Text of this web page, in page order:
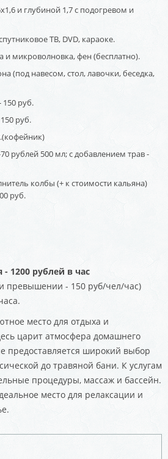
и глубиной 1,7 с подогревом и
ТВ, DVD, караоке.
и микроволновка, фен (бесплатно).
(под навесом, стол, лавочки, беседка,
руб.
руб.
рублей 500 мл; с добавлением трав -
колбы (+ к стоимости кальяна)
руб.
1200 рублей в час
превышении - 150 руб/чел/час)
место для отдыха и
царит атмосфера домашнего
предоставляется широкий выбор
до травяной бани. К услугам
процедуры, массаж и бассейн.
место для релаксации и